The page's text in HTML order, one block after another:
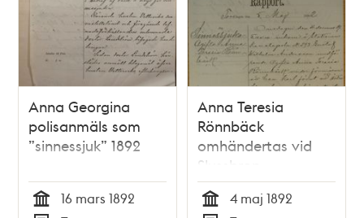
Anna Georgina
polisanmäls som
”sinnessjuk” 1892
16 mars 1892
Anna Teresia
Rönnbäck
omhändertas vid
Slussbron –
polisrapport
inlämnad till
4 maj 1892